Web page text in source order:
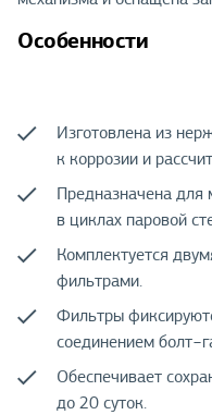
Особенности
Изготовлена из
к коррозии и
Предназначена для
в циклах паровой
Комплектуется
фильтрами.
Фильтры
соединением
Обеспечивает
до 20 суток.